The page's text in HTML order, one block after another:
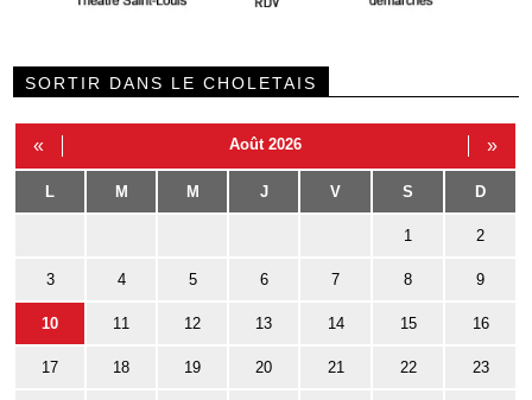
SORTIR DANS LE CHOLETAIS
« Août 2026 »
L M M J V S D
1 2
3 4 5 6 7 8 9
10 11 12 13 14 15 16
17 18 19 20 21 22 23